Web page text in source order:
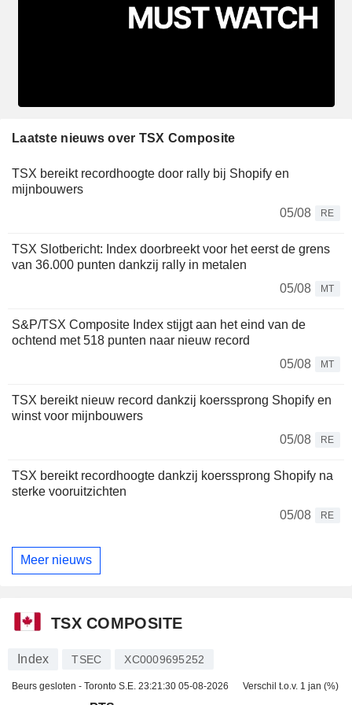
Laatste nieuws over TSX Composite
TSX bereikt recordhoogte door rally bij Shopify en
mijnbouwers
05/08
RE
TSX Slotbericht: Index doorbreekt voor het eerst de grens
van 36.000 punten dankzij rally in metalen
05/08
MT
S&P/TSX Composite Index stijgt aan het eind van de
ochtend met 518 punten naar nieuw record
05/08
MT
TSX bereikt nieuw record dankzij koerssprong Shopify en
winst voor mijnbouwers
05/08
RE
TSX bereikt recordhoogte dankzij koerssprong Shopify na
sterke vooruitzichten
05/08
RE
Meer nieuws
TSX COMPOSITE
Index TSEC XC0009695252
Beurs gesloten - Toronto S.E. 23:21:30 05-08-2026 Verschil t.o.v. 1 jan (%)